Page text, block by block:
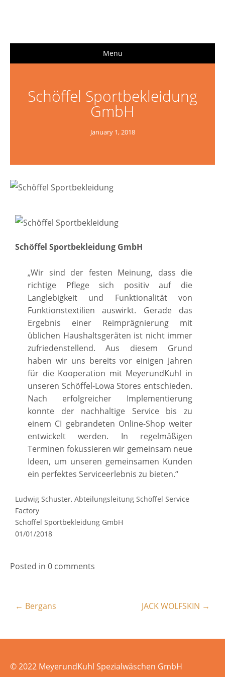
Menu
Schöffel Sportbekleidung
GmbH
January 1, 2018
Schöffel Sportbekleidung GmbH
„Wir sind der festen Meinung, dass die
richtige Pflege sich positiv auf die
Langlebigkeit und Funktionalität von
Funktionstextilien auswirkt. Gerade das
Ergebnis einer Reimprägnierung mit
üblichen Haushaltsgeräten ist nicht immer
zufriedenstellend. Aus diesem Grund
haben wir uns bereits vor einigen Jahren
für die Kooperation mit MeyerundKuhl in
unseren Schöffel-Lowa Stores entschieden.
Nach erfolgreicher Implementierung
konnte der nachhaltige Service bis zu
einem CI gebrandeten Online-Shop weiter
entwickelt werden. In regelmäßigen
Terminen fokussieren wir gemeinsam neue
Ideen, um unseren gemeinsamen Kunden
ein perfektes Serviceerlebnis zu bieten.“
Ludwig Schuster, Abteilungsleitung Schöffel Service
Factory
Schöffel Sportbekleidung GmbH
01/01/2018
Posted in 0 comments
← Bergans JACK WOLFSKIN →
© 2022 MeyerundKuhl Spezialwäschen GmbH